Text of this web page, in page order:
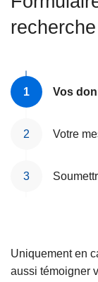
recherche
Vos
Votre
Uniquement en
aussi témoigner